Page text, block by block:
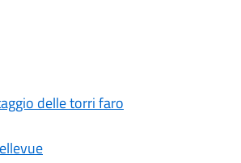
delle torri faro